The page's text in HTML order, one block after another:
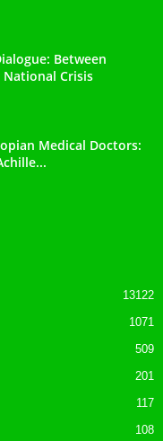
Between
Crisis
Medical Doctors:
13122
1071
509
201
117
108